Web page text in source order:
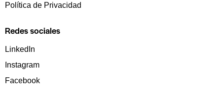
Política de Privacidad
Redes sociales
LinkedIn
Instagram
Facebook